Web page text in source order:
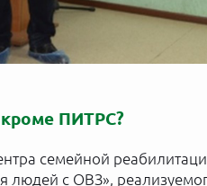
кроме ПИТРС?
семейной
людей с ОВЗ»,